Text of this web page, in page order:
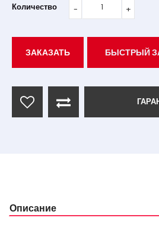
Количество
ЗАКАЗАТЬ БЫСТРЫЙ
Описание